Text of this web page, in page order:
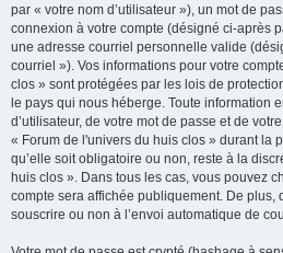
par « votre nom d’utilisateur »), un mot de
connexion à votre compte (désigné ci-après
une adresse courriel personnelle valide
courriel »). Vos informations pour votre
clos » sont protégées par les lois de
le pays qui nous héberge. Toute information
d’utilisateur, de votre mot de passe et de
« Forum de l'univers du huis clos » durant la
qu’elle soit obligatoire ou non, reste à la
huis clos ». Dans tous les cas, vous pouvez
compte sera affichée publiquement. De plus,
souscrire ou non à l’envoi automatique de